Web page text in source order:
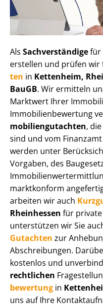
Als Sachverständigefür
erstellen und prüfen wir
ten in Kettenheim,
BauGB. Wir ermitteln
Marktwert Ihrer
Im­mo­bi­li­en­be­wer­tung
mo­bi­li­en­gut­ach­ten,
sind und vom
werden unter
Vorgaben, des
marktkonform
arbeiten wir auch
Rheinhessen für private
unterstützen wir Sie
Gutachten zur
Abschreibungen.
kostenlos und
rechtlichen
be­wer­tung in
uns auf Ihre